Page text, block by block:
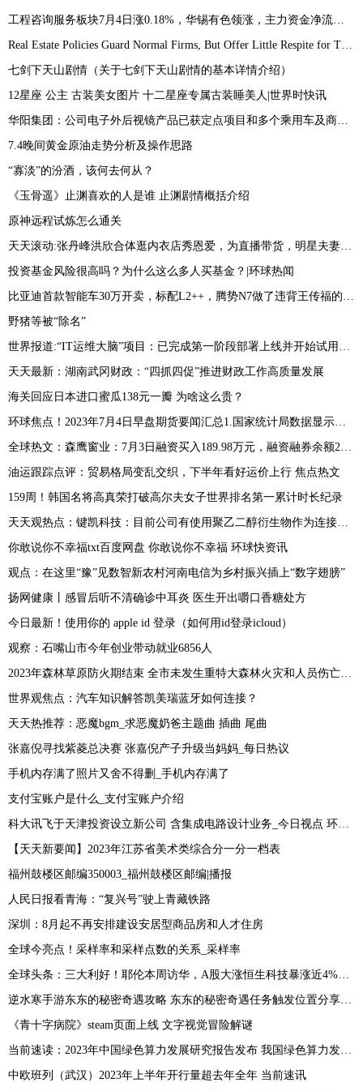
工程咨询服务板块7月4日涨0.18%，华锡有色领涨，主力资金净流出8419.79万元
Real Estate Policies Guard Normal Firms, But Offer Little Respite for Troubled Ones|环球快播报
七剑下天山剧情（关于七剑下天山剧情的基本详情介绍）
12星座 公主 古装美女图片 十二星座专属古装睡美人|世界时快讯
华阳集团：公司电子外后视镜产品已获定点项目和多个乘用车及商用车预研项目_今日热议
7.4晚间黄金原油走势分析及操作思路
“寡淡”的汾酒，该何去何从？
《玉骨遥》止渊喜欢的人是谁 止渊剧情概括介绍
原神远程试炼怎么通关
天天滚动:张丹峰洪欣合体逛内衣店秀恩爱，为直播带货，明星夫妻只剩利益？
投资基金风险很高吗？为什么这么多人买基金？|环球热闻
比亚迪首款智能车30万开卖，标配L2++，腾势N7做了违背王传福的决定 世界播报
野猪等被“除名”
世界报道:“IT运维大脑”项目：已完成第一阶段部署上线并开始试用测试
天天最新：湖南武冈财政：“四抓四促”推进财政工作高质量发展
海关回应日本进口蜜瓜138元一瓣 为啥这么贵？
环球焦点！2023年7月4日早盘期货要闻汇总1.国家统计局数据显示，据对全国流通领域9大类50种重要生产资料市场价格的监测显示，2023年6月下旬与6月中旬相比，19种产品价格上涨，25种下降，6种持平
全球热文：森鹰窗业：7月3日融资买入189.98万元，融资融券余额2601.14万元
油运跟踪点评：贸易格局变乱交织，下半年看好运价上行 焦点热文
159周！韩国名将高真荣打破高尔夫女子世界排名第一累计时长纪录
天天观热点：键凯科技：目前公司有使用聚乙二醇衍生物作为连接子的早期研发项目客户 产生收入较少
你敢说你不幸福txt百度网盘 你敢说你不幸福 环球快资讯
观点：在这里“豫”见数智新农村河南电信为乡村振兴插上“数字翅膀”
扬网健康丨感冒后听不清确诊中耳炎 医生开出嚼口香糖处方
今日最新！使用你的 apple id 登录（如何用id登录icloud）
观察：石嘴山市今年创业带动就业6856人
2023年森林草原防火期结束 全市未发生重特大森林火灾和人员伤亡事故
世界观焦点：汽车知识解答凯美瑞蓝牙如何连接？
天天热推荐：恶魔bgm_求恶魔奶爸主题曲 插曲 尾曲
张嘉倪寻找紫菱总决赛 张嘉倪产子升级当妈妈_每日热议
手机内存满了照片又舍不得删_手机内存满了
支付宝账户是什么_支付宝账户介绍
科大讯飞于天津投资设立新公司 含集成电路设计业务_今日视点 环球今头条
【天天新要闻】2023年江苏省美术类综合分一分一档表
福州鼓楼区邮编350003_福州鼓楼区邮编|播报
人民日报看青海：“复兴号”驶上青藏铁路
深圳：8月起不再安排建设安居型商品房和人才住房
全球今亮点！采样率和采样点数的关系_采样率
全球头条：三大利好！耶伦本周访华，A股大涨恒生科技暴涨近4%，人民币止跌
逆水寒手游东东的秘密奇遇攻略 东东的秘密奇遇任务触发位置分享[多图]
《青十字病院》steam页面上线 文字视觉冒险解谜
当前速读：2023年中国绿色算力发展研究报告发布 我国绿色算力发展态势良好
中欧班列（武汉）2023年上半年开行量超去年全年 当前速讯